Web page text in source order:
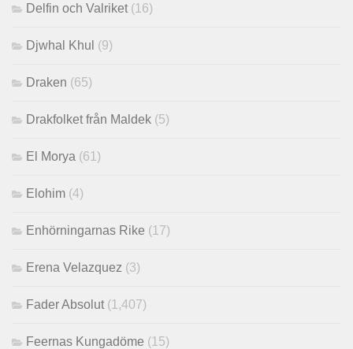
Delfin och Valriket (16)
Djwhal Khul (9)
Draken (65)
Drakfolket från Maldek (5)
El Morya (61)
Elohim (4)
Enhörningarnas Rike (17)
Erena Velazquez (3)
Fader Absolut (1,407)
Feernas Kungadöme (15)